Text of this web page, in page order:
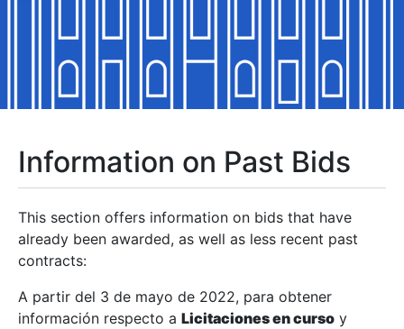
Show/Hide
Show/Hide
Show/Hide
Show/Hide
Show/Hide
Information on Past Bids
This section offers information on bids that have
already been awarded, as well as less recent past
contracts:
A partir del 3 de mayo de 2022, para obtener
información respecto a Licitaciones en curso y